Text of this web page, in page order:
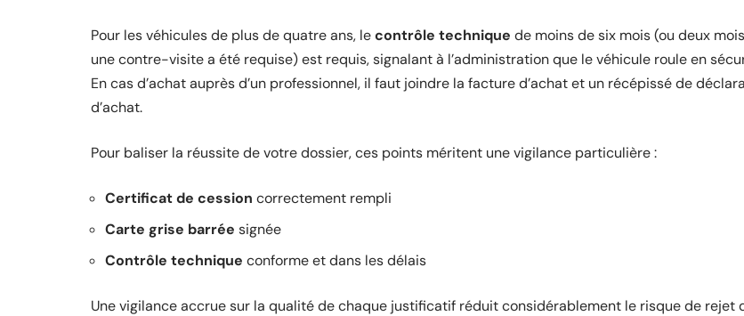
Pour les véhicules de plus de quatre ans, lecontrôle technique de moins de six mois (ou deux
une contre-visite a été requise) est requis, signalant à l’administration que le véhicule roule en
En cas d’achat auprès d’un professionnel, il faut joindre la facture d’achat et un récépissé de
d’achat.
Pour baliser la réussite de votre dossier, ces points méritent une vigilance particulière :
Certificat de cession correctement rempli
Carte grise barrée signée
Contrôle technique conforme et dans les délais
Une vigilance accrue sur la qualité de chaque justificatif réduit considérablement le risque de rejet